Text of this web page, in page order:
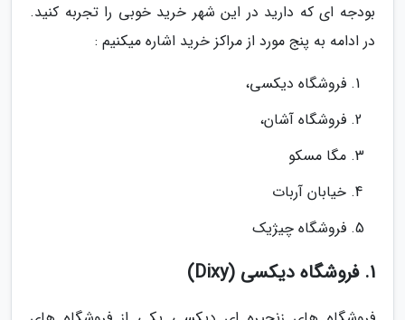
بودجه ای که دارید در این شهر خرید خوبی را تجربه کنید.
در ادامه به پنج مورد از مراکز خرید اشاره میکنیم :
فروشگاه دیکسی،
فروشگاه آشان،
مگا مسکو
خیابان آربات
فروشگاه چیژیک
1. فروشگاه دیکسی (Dixy)